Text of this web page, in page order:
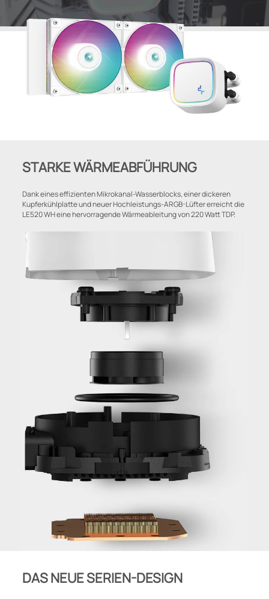
STARKE WÄRMEABFÜHRUNG
Dank eines effizienten Mikrokanal-Wasserblocks, einer dickeren
Kupferkühlplatte und neuer Hochleistungs-ARGB-Lüfter erreicht die
LE520 WH eine hervorragende Wärmeableitung von 220 Watt TDP.
DAS NEUE SERIEN-DESIGN